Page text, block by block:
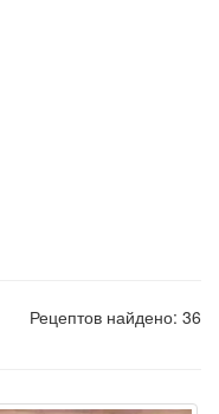
Рецептов найдено: 36